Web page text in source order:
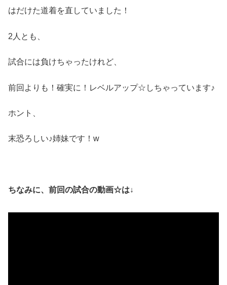
はだけた道着を直していました！
2人とも、
試合には負けちゃったけれど、
前回よりも！確実に！レベルアップ☆しちゃっています♪
ホント、
末恐ろしい♪姉妹です！w
ちなみに、前回の試合の動画☆は↓